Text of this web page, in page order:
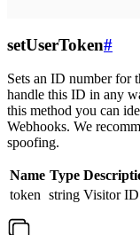
setUserToken#
Sets an ID number for
handle this ID in any
this method you can
Webhooks. We
spoofing.
Name Type
token string Visitor ID